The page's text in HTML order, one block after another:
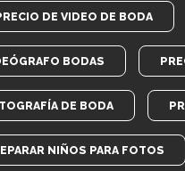
DE VIDEO DE BODA
BODAS
DE BODA
NIÑOS PARA FOTOS